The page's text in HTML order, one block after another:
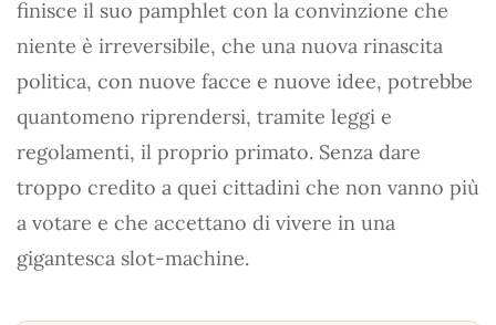
finisce il suo pamphlet con la convinzione che
niente è irreversibile, che una nuova rinascita
politica, con nuove facce e nuove idee, potrebbe
quantomeno riprendersi, tramite leggi e
regolamenti, il proprio primato. Senza dare
troppo credito a quei cittadini che non vanno più
a votare e che accettano di vivere in una
gigantesca slot-machine.